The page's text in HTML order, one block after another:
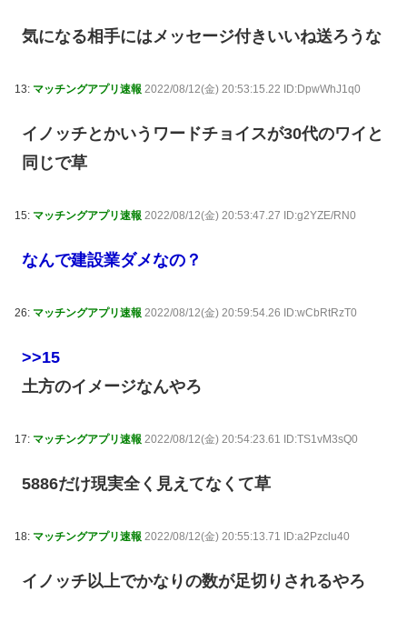
気になる相手にはメッセージ付きいいね送ろうな
13: マッチングアプリ速報 2022/08/12(金) 20:53:15.22 ID:DpwWhJ1q0
イノッチとかいうワードチョイスが30代のワイと
同じで草
15: マッチングアプリ速報 2022/08/12(金) 20:53:47.27 ID:g2YZE/RN0
なんで建設業ダメなの？
26: マッチングアプリ速報 2022/08/12(金) 20:59:54.26 ID:wCbRtRzT0
>>15
土方のイメージなんやろ
17: マッチングアプリ速報 2022/08/12(金) 20:54:23.61 ID:TS1vM3sQ0
5886だけ現実全く見えてなくて草
18: マッチングアプリ速報 2022/08/12(金) 20:55:13.71 ID:a2Pzclu40
イノッチ以上でかなりの数が足切りされるやろ